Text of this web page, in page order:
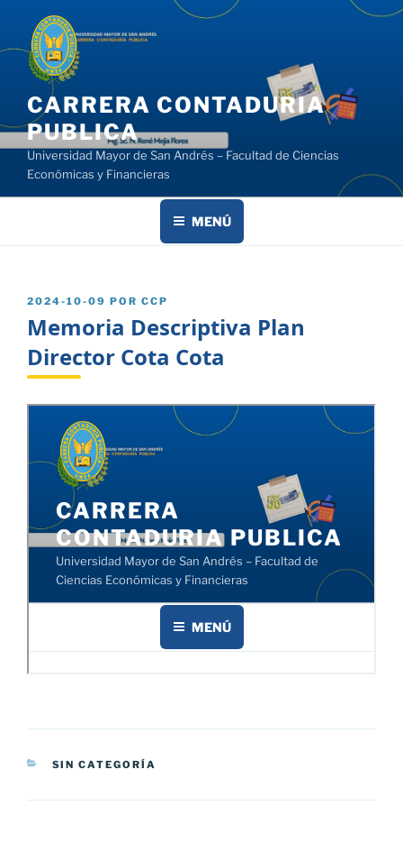
contenido
CARRERA CONTADURIA
PUBLICA
Universidad Mayor de San Andrés – Facultad de Ciencias
Económicas y Financieras
MENÚ
PUBLICADO
2024-10-09 POR CCP
Memoria Descriptiva Plan
Director Cota Cota
CATEGORÍAS
SIN CATEGORÍA